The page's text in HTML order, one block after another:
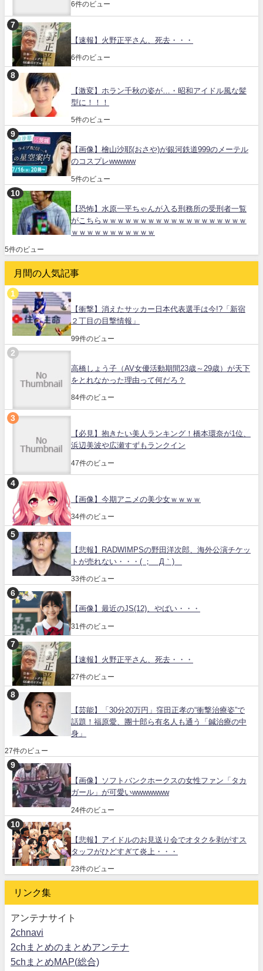
6件のビュー
【速報】火野正平さん、死去・・・
6件のビュー
【激変】ホラン千秋の姿が…・昭和アイドル風な髪
型に！！！
5件のビュー
【画像】檜山沙耶(おさや)が銀河鉄道999のメーテル
のコスプレwwwww
5件のビュー
【恐怖】水原一平ちゃんが入る刑務所の受刑者一覧
がこちらｗｗｗｗｗｗｗｗｗｗｗｗｗｗｗｗｗｗｗ
ｗｗｗｗｗｗｗｗｗｗｗ
5件のビュー
月間の人気記事
【衝撃】消えたサッカー日本代表選手は今!?「新宿
２丁目の目撃情報」
99件のビュー
高橋しょう子（AV女優活動期間23歳～29歳）が天下
をとれなかった理由って何だろ？
84件のビュー
【必見】抱きたい美人ランキング！橋本環奈が1位、
浜辺美波や広瀬すずもランクイン
47件のビュー
【画像】今期アニメの美少女ｗｗｗｗ
34件のビュー
【悲報】RADWIMPSの野田洋次郎、海外公演チケッ
トが売れない・・・( ；´Д｀)
33件のビュー
【画像】最近のJS(12)、やばい・・・
31件のビュー
【速報】火野正平さん、死去・・・
27件のビュー
【芸能】「30分20万円」窪田正孝の“衝撃治療姿”で
話題！福原愛、團十郎ら有名人も通う「鍼治療の中
身」
27件のビュー
【画像】ソフトバンクホークスの女性ファン「タカ
ガール」が可愛いwwwwwww
24件のビュー
【悲報】アイドルのお見送り会でオタクを剥がすス
タッフがひどすぎて炎上・・・
23件のビュー
リンク集
アンテナサイト
2chnavi
2chまとめのまとめアンテナ
5chまとめMAP(総合)